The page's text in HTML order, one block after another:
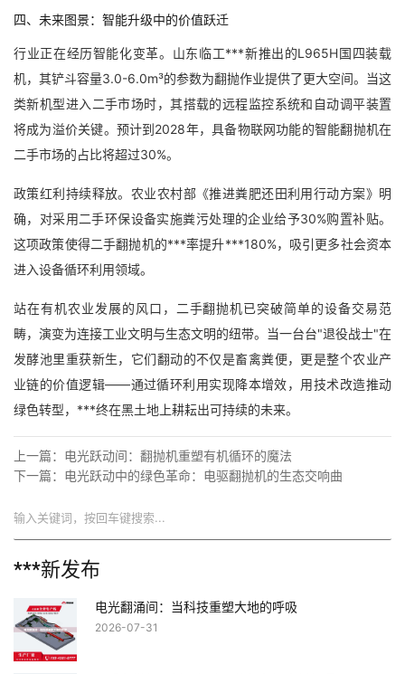
四、未来图景：智能升级中的价值跃迁
行业正在经历智能化变革。山东临工***新推出的L965H国四装载
机，其铲斗容量3.0-6.0m³的参数为翻抛作业提供了更大空间。当这
类新机型进入二手市场时，其搭载的远程监控系统和自动调平装置
将成为溢价关键。预计到2028年，具备物联网功能的智能翻抛机在
二手市场的占比将超过30%。
政策红利持续释放。农业农村部《推进粪肥还田利用行动方案》明
确，对采用二手环保设备实施粪污处理的企业给予30%购置补贴。
这项政策使得二手翻抛机的***率提升***180%，吸引更多社会资本
进入设备循环利用领域。
站在有机农业发展的风口，二手翻抛机已突破简单的设备交易范
畴，演变为连接工业文明与生态文明的纽带。当一台台"退役战士"在
发酵池里重获新生，它们翻动的不仅是畜禽粪便，更是整个农业产
业链的价值逻辑——通过循环利用实现降本增效，用技术改造推动
绿色转型，***终在黑土地上耕耘出可持续的未来。
上一篇： 电光跃动间：翻抛机重塑有机循环的魔法
下一篇： 电光跃动中的绿色革命：电驱翻抛机的生态交响曲
***新发布
电光翻涌间：当科技重塑大地的呼吸
2026-07-31